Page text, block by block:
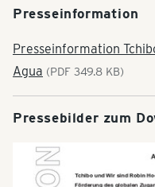
Presseinformation
Presseinformation
Agua (PDF 349.8 KB)
Pressebilder zum